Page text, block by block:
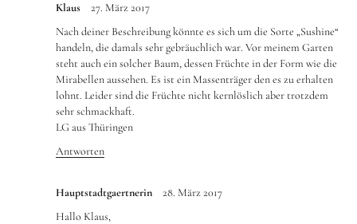
Klaus
27. März 2017
Nach deiner Beschreibung könnte es sich um die Sorte „Sushine“
handeln, die damals sehr gebräuchlich war. Vor meinem Garten
steht auch ein solcher Baum, dessen Früchte in der Form wie die
Mirabellen aussehen. Es ist ein Massenträger den es zu erhalten
lohnt. Leider sind die Früchte nicht kernlöslich aber trotzdem
sehr schmackhaft.
LG aus Thüringen
Antworten
Hauptstadtgaertnerin
28. März 2017
Hallo Klaus,